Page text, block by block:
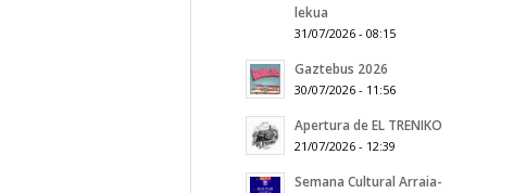
lekua
31/07/2026 - 08:15
Gaztebus 2026
30/07/2026 - 11:56
Apertura de EL TRENIKO
21/07/2026 - 12:39
Semana Cultural Arraia-